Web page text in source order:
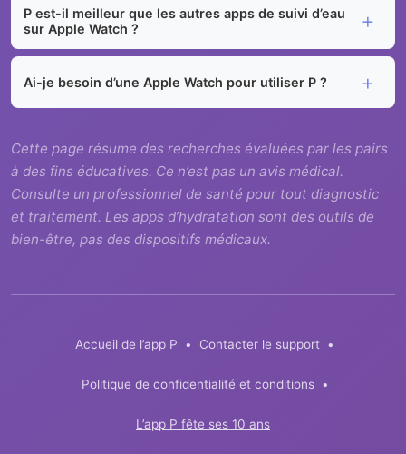
P est-il meilleur que les autres apps de suivi d’eau
sur Apple Watch ?
Ai-je besoin d’une Apple Watch pour utiliser P ?
Cette page résume des recherches évaluées par les pairs
à des fins éducatives. Ce n’est pas un avis médical.
Consulte un professionnel de santé pour tout diagnostic
et traitement. Les apps d’hydratation sont des outils de
bien-être, pas des dispositifs médicaux.
Accueil de l’app P • Contacter le support •
Politique de confidentialité et conditions •
L’app P fête ses 10 ans